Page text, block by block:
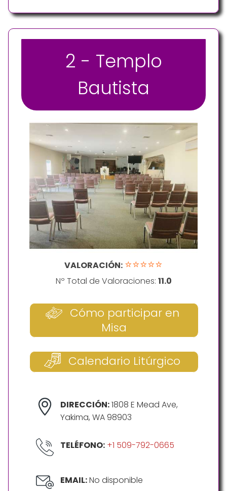
2 - Templo
Bautista
VALORACIÓN: ⭐⭐⭐⭐⭐
Nº Total de Valoraciones: 11.0
Cómo participar en
Misa
Calendario Litúrgico
DIRECCIÓN:1808 E Mead Ave,
Yakima, WA 98903
TELÉFONO: +1 509-792-0665
EMAIL:No disponible